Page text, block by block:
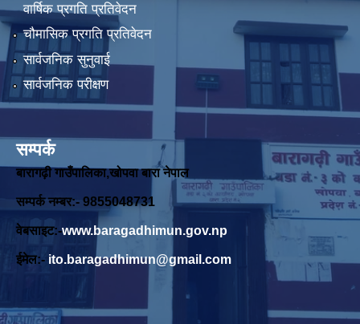
वार्षिक प्रगति प्रतिवेदन
चौमासिक प्रगति प्रतिवेदन
सार्वजनिक सुनुवाई
सार्वजनिक परीक्षण
सम्पर्क
बारागढ़ी गाउँपालिका,खोपवा बारा नेपाल
सम्पर्क नम्बर:- 9855048731
वेबसाइट:-www.baragadhimun.gov.np
ईमेल:- ito.baragadhimun@gmail.com